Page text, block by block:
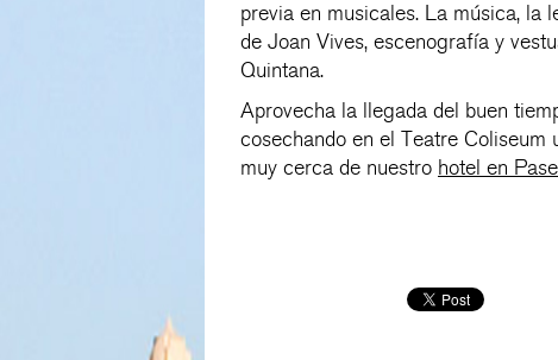
previa en musicales. La música, la
de Joan Vives, escenografía y
Quintana.
Aprovecha la llegada del buen
cosechando en el Teatre
muy cerca de nuestro hotel en